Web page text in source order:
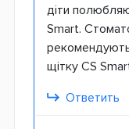
діти
Smart.
щітку CS
Ответить